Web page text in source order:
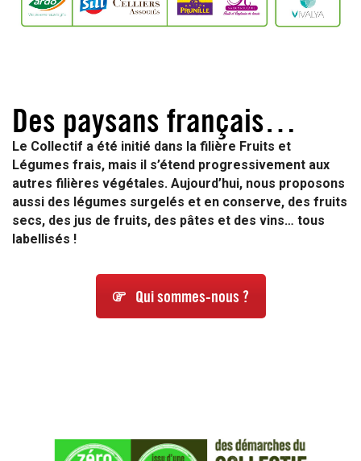
Des paysans français…
Le Collectif a été initié dans la filière Fruits et
Légumes frais, mais il s’étend progressivement aux
autres filières végétales. Aujourd’hui, nous proposons
aussi des légumes surgelés et en conserve, des fruits
secs, des jus de fruits, des pâtes et des vins… tous
labellisés !
Qui sommes-nous ?